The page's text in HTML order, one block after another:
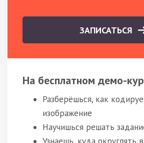
ЗАПИСАТЬСЯ
На бесплатном демо-
Разберёшься, как
изображение
Научишься решать